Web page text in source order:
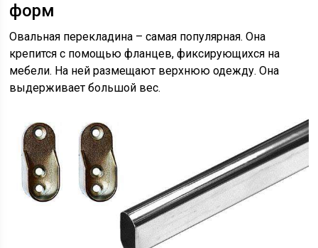
форм
Овальная перекладина – самая популярная. Она
крепится с помощью фланцев, фиксирующихся на
мебели. На ней размещают верхнюю одежду. Она
выдерживает большой вес.